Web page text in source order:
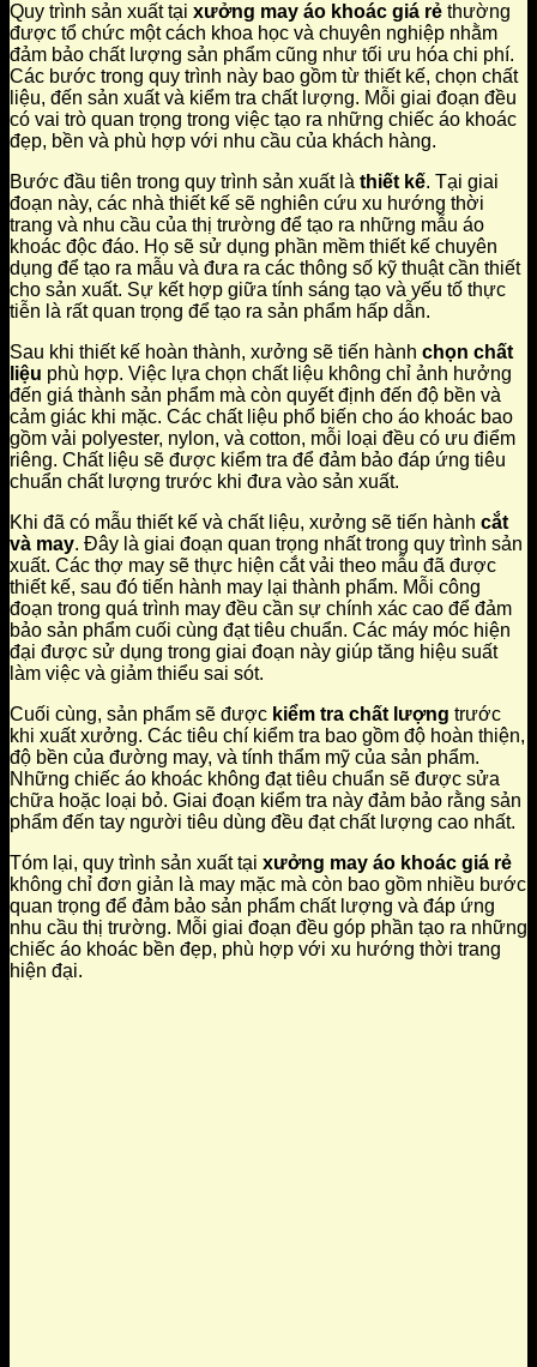
Quy trình sản xuất tại xưởng may áo khoác giá rẻ thường
được tổ chức một cách khoa học và chuyên nghiệp nhằm
đảm bảo chất lượng sản phẩm cũng như tối ưu hóa chi phí.
Các bước trong quy trình này bao gồm từ thiết kế, chọn chất
liệu, đến sản xuất và kiểm tra chất lượng. Mỗi giai đoạn đều
có vai trò quan trọng trong việc tạo ra những chiếc áo khoác
đẹp, bền và phù hợp với nhu cầu của khách hàng.
Bước đầu tiên trong quy trình sản xuất là thiết kế. Tại giai
đoạn này, các nhà thiết kế sẽ nghiên cứu xu hướng thời
trang và nhu cầu của thị trường để tạo ra những mẫu áo
khoác độc đáo. Họ sẽ sử dụng phần mềm thiết kế chuyên
dụng để tạo ra mẫu và đưa ra các thông số kỹ thuật cần thiết
cho sản xuất. Sự kết hợp giữa tính sáng tạo và yếu tố thực
tiễn là rất quan trọng để tạo ra sản phẩm hấp dẫn.
Sau khi thiết kế hoàn thành, xưởng sẽ tiến hành chọn chất
liệu phù hợp. Việc lựa chọn chất liệu không chỉ ảnh hưởng
đến giá thành sản phẩm mà còn quyết định đến độ bền và
cảm giác khi mặc. Các chất liệu phổ biến cho áo khoác bao
gồm vải polyester, nylon, và cotton, mỗi loại đều có ưu điểm
riêng. Chất liệu sẽ được kiểm tra để đảm bảo đáp ứng tiêu
chuẩn chất lượng trước khi đưa vào sản xuất.
Khi đã có mẫu thiết kế và chất liệu, xưởng sẽ tiến hành cắt
và may. Đây là giai đoạn quan trọng nhất trong quy trình sản
xuất. Các thợ may sẽ thực hiện cắt vải theo mẫu đã được
thiết kế, sau đó tiến hành may lại thành phẩm. Mỗi công
đoạn trong quá trình may đều cần sự chính xác cao để đảm
bảo sản phẩm cuối cùng đạt tiêu chuẩn. Các máy móc hiện
đại được sử dụng trong giai đoạn này giúp tăng hiệu suất
làm việc và giảm thiểu sai sót.
Cuối cùng, sản phẩm sẽ được kiểm tra chất lượng trước
khi xuất xưởng. Các tiêu chí kiểm tra bao gồm độ hoàn thiện,
độ bền của đường may, và tính thẩm mỹ của sản phẩm.
Những chiếc áo khoác không đạt tiêu chuẩn sẽ được sửa
chữa hoặc loại bỏ. Giai đoạn kiểm tra này đảm bảo rằng sản
phẩm đến tay người tiêu dùng đều đạt chất lượng cao nhất.
Tóm lại, quy trình sản xuất tại xưởng may áo khoác giá rẻ
không chỉ đơn giản là may mặc mà còn bao gồm nhiều bước
quan trọng để đảm bảo sản phẩm chất lượng và đáp ứng
nhu cầu thị trường. Mỗi giai đoạn đều góp phần tạo ra những
chiếc áo khoác bền đẹp, phù hợp với xu hướng thời trang
hiện đại.